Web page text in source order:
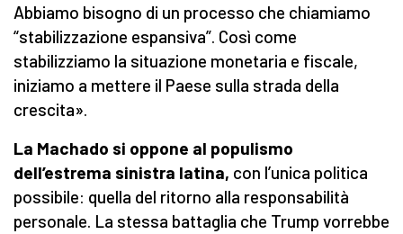
Abbiamo bisogno di un processo che chiamiamo
“stabilizzazione espansiva”. Così come
stabilizziamo la situazione monetaria e fiscale,
iniziamo a mettere il Paese sulla strada della
crescita».
La Machado si oppone al populismo
dell’estrema sinistra latina, con l’unica politica
possibile: quella del ritorno alla responsabilità
personale. La stessa battaglia che Trump vorrebbe